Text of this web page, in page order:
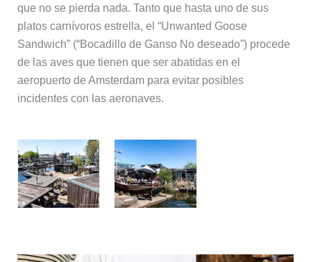
que no se pierda nada. Tanto que hasta uno de sus
platos carnívoros estrella, el “Unwanted Goose
Sandwich” (“Bocadillo de Ganso No deseado”) procede
de las aves que tienen que ser abatidas en el
aeropuerto de Amsterdam para evitar posibles
incidentes con las aeronaves.